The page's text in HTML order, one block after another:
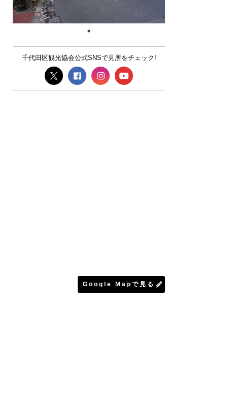
千代田区観光協会公式SNSで見所をチェック!
Google Mapで見る